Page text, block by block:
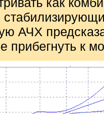
АЧХ
прибегнуть к